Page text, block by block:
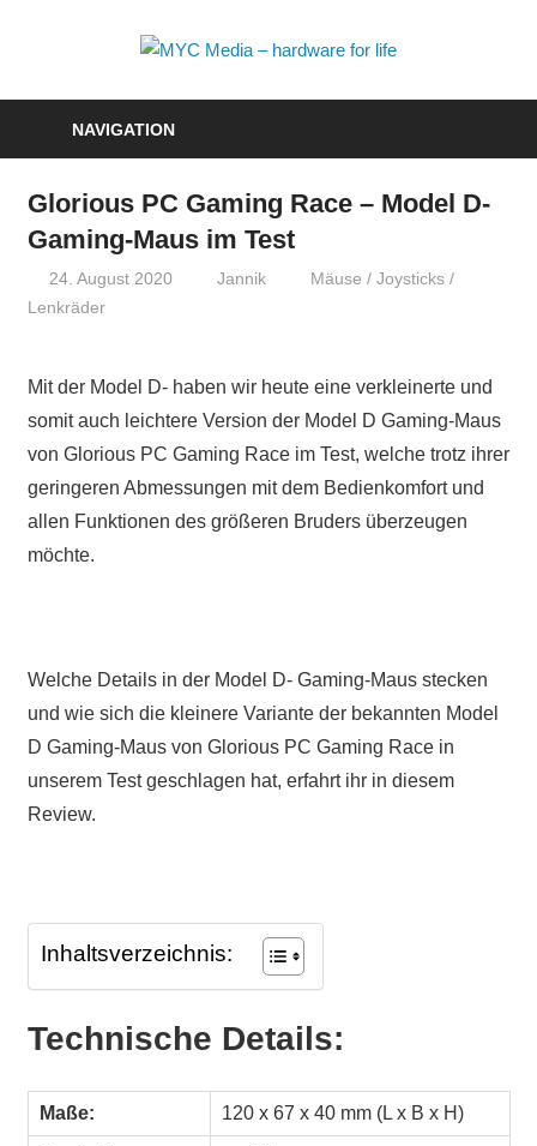
Media
–
for
NAVIGATION
Glorious PC Gaming Race – Model D-
Gaming-Maus im Test
24. August 2020 Jannik
Mäuse / Joysticks /
Lenkräder
Mit der Model D- haben wir heute eine verkleinerte und
somit auch leichtere Version der Model D Gaming-Maus
von Glorious PC Gaming Race im Test, welche trotz ihrer
geringeren Abmessungen mit dem Bedienkomfort und
allen Funktionen des größeren Bruders überzeugen
möchte.
Welche Details in der Model D- Gaming-Maus stecken
und wie sich die kleinere Variante der bekannten Model
D Gaming-Maus von Glorious PC Gaming Race in
unserem Test geschlagen hat, erfahrt ihr in diesem
Review.
Inhaltsverzeichnis:
Technische Details:
Maße: 120 x 67 x 40 mm (L x B x H)